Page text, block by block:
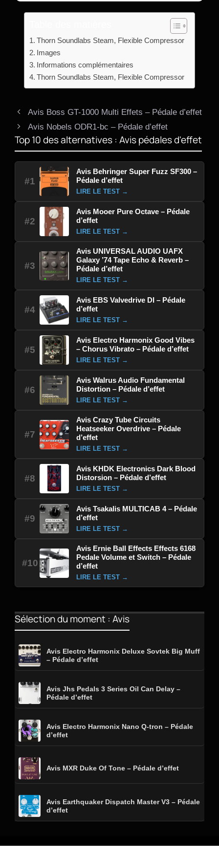
Thorn Soundlabs Steam, Flexible Compressor
Images
Informations complémentaires
Thorn Soundlabs Steam, Flexible Compressor
Avis Boss GT-1000 Multi Effets – Pédale d’effet
Avis Nobels ODR1-bc – Pédale d’effet
Top 10 des alternatives : Avis pédales d'effet
#1
Avis Behringer Super Fuzz SF300 –
Pédale d’effet
LIRE LE TEST →
#2
Avis Mooer Pure Octave – Pédale
d’effet
LIRE LE TEST →
#3
Avis UNIVERSAL AUDIO UAFX
Galaxy ’74 Tape Echo & Reverb –
Pédale d’effet
LIRE LE TEST →
#4
Avis EBS Valvedrive DI – Pédale
d’effet
LIRE LE TEST →
#5
Avis Electro Harmonix Good Vibes
– Chorus Vibrato – Pédale d’effet
LIRE LE TEST →
#6
Avis Walrus Audio Fundamental
Distortion – Pédale d’effet
LIRE LE TEST →
#7
Avis Crazy Tube Circuits
Heatseeker Overdrive – Pédale
d’effet
LIRE LE TEST →
#8
Avis KHDK Electronics Dark Blood
Distorsion – Pédale d’effet
LIRE LE TEST →
#9
Avis Tsakalis MULTICAB 4 – Pédale
d’effet
LIRE LE TEST →
#10
Avis Ernie Ball Effects Effects 6168
Pedale Volume et Switch – Pédale
d’effet
LIRE LE TEST →
Sélection du moment : Avis
Avis Electro Harmonix Deluxe Sovtek Big Muff
– Pédale d’effet
Avis Jhs Pedals 3 Series Oil Can Delay –
Pédale d’effet
Avis Electro Harmonix Nano Q-tron – Pédale
d’effet
Avis MXR Duke Of Tone – Pédale d’effet
Avis Earthquaker Dispatch Master V3 – Pédale
d’effet